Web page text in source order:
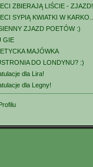
ZBIERAJĄ LIŚCIE - ZJAZD!
SYPIĄ KWIATKI W KARKO...
ZJAZD POETÓW :)
GIE
MAJÓWKA
DO LONDYNU? :)
dla Lira!
dla Legny!